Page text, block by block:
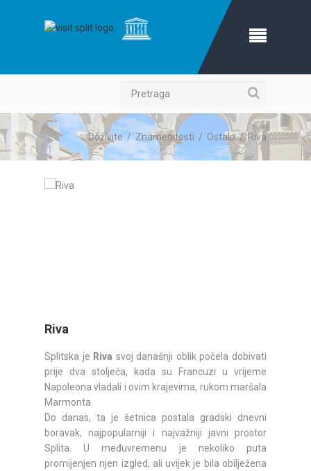
Pretraga
Doživite/Znamenitosti / Ostalo/Riva
Riva
Splitska je Riva svoj današnji oblik počela dobivati
prije dva stoljeća, kada su Francuzi u vrijeme
Napoleona vladali i ovim krajevima, rukom maršala
Marmonta.
Do danas, ta je šetnica postala gradski dnevni
boravak, najpopularniji i najvažniji javni prostor
Splita. U međuvremenu je nekoliko puta
promijenjen njen izgled, ali uvijek je bila obilježena